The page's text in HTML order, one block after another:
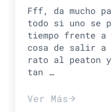
Fff, da mucho
todo si uno se
tiempo frente a
cosa de salir a
rato al peaton y
tan …
Ver Másch, ch,